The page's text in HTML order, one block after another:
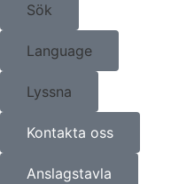
Sök
Language
Lyssna
Kontakta oss
Anslagstavla